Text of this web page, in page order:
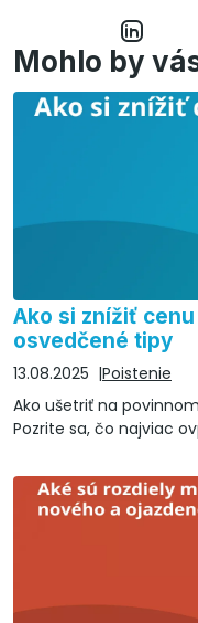
Mohlo by
Ako si znížiť
osvedčené tipy
13.08.2025
Poistenie
Ako ušetriť na
Pozrite sa, čo najviac